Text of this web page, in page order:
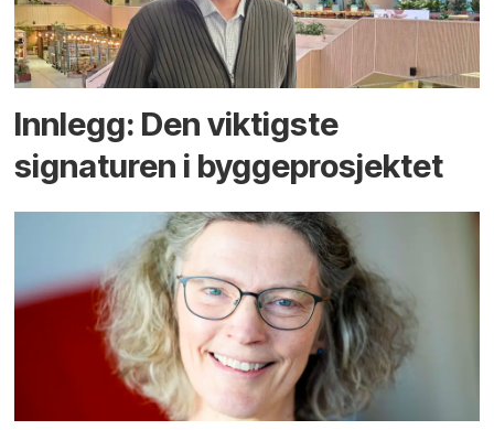
Innlegg: Den viktigste
signaturen i bygge­­prosjektet